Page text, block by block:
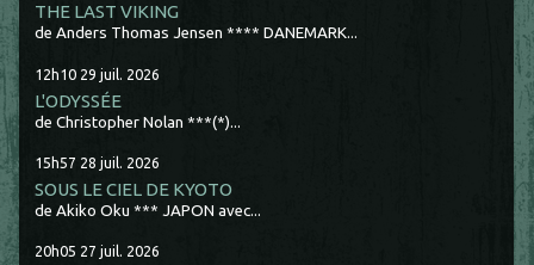
THE LAST VIKING
de Anders Thomas Jensen **** DANEMARK...
12h10 29 juil. 2026
L'ODYSSÉE
de Christopher Nolan ***(*)...
15h57 28 juil. 2026
SOUS LE CIEL DE KYOTO
de Akiko Oku *** JAPON avec...
20h05 27 juil. 2026